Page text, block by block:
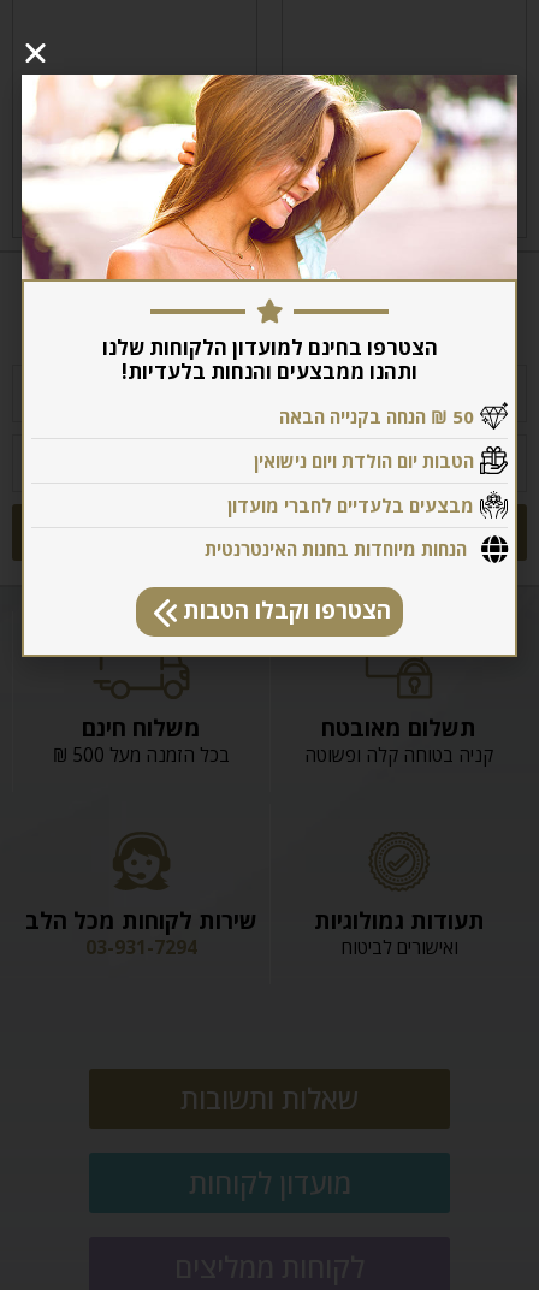
צמיד כסף- אריאל
₪380
₪290
לרכישה
צמיד כסף- כרמית
₪380
₪ 290
לרכישה
אנחנו פה בשבילך
לשירותך בכל שאלה או בקשה
שליחה
תשלום מאובטח
קניה בטוחה קלה ופשוטה
משלוח חינם
בכל הזמנה מעל 500 ₪
תעודות גמולוגיות
ואישורים לביטוח
שירות לקוחות מכל הלב
03-931-7294
שאלות ותשובות
מועדון לקוחות
הצטרפו בחינם למועדון הלקוחות שלנו
ותהנו ממבצעים והנחות בלעדיות!
50 ₪ הנחה בקנייה הבאה
הטבות יום הולדת ויום נישואין
מבצעים בלעדיים לחברי מועדון
הנחות מיוחדות בחנות האינטרנטית
הצטרפו וקבלו הטבות